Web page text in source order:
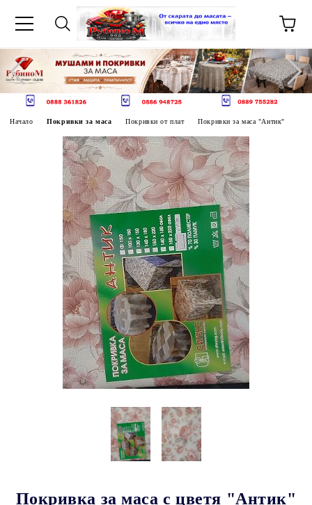
Начало Покривки за маса Покривки от плат Покривки за маса "Антик"
Покривка за маса с цветя "Антик"